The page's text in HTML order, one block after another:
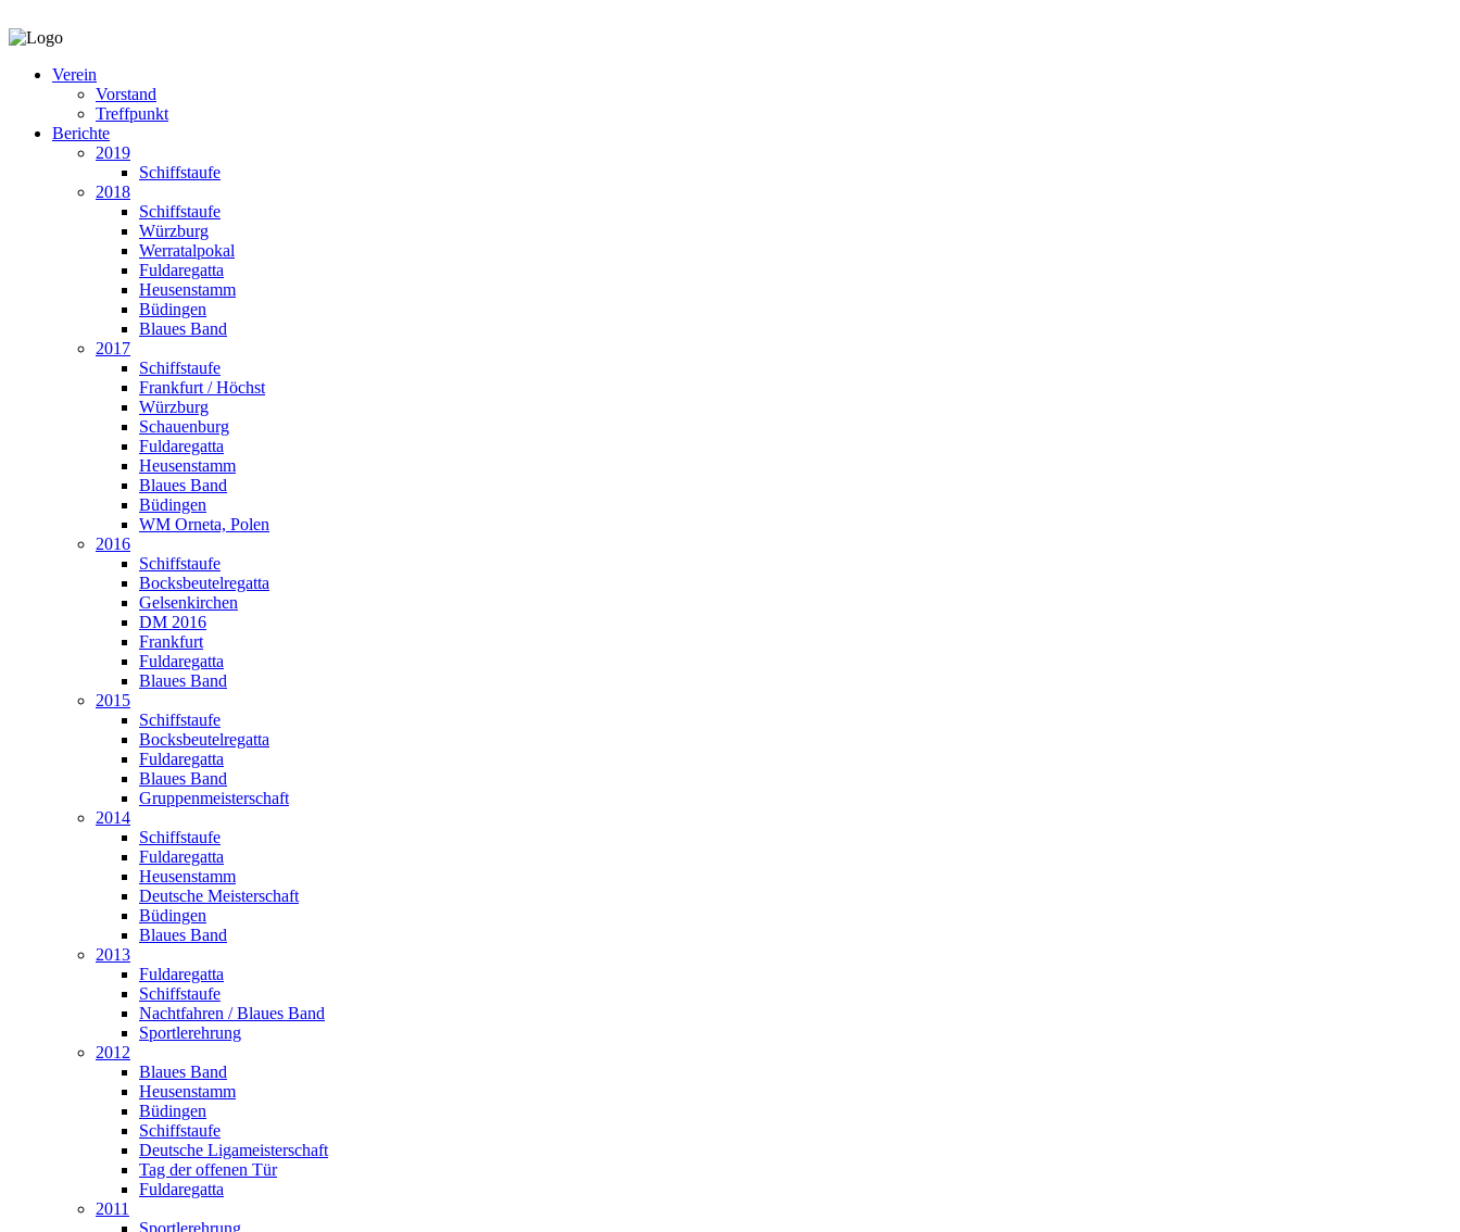
Verein
Vorstand
Treffpunkt
Berichte
2019
Schiffstaufe
2018
Schiffstaufe
Würzburg
Werratalpokal
Fuldaregatta
Heusenstamm
Büdingen
Blaues Band
2017
Schiffstaufe
Frankfurt / Höchst
Würzburg
Schauenburg
Fuldaregatta
Heusenstamm
Blaues Band
Büdingen
WM Orneta, Polen
2016
Schiffstaufe
Bocksbeutelregatta
Gelsenkirchen
DM 2016
Frankfurt
Fuldaregatta
Blaues Band
2015
Schiffstaufe
Bocksbeutelregatta
Fuldaregatta
Blaues Band
Gruppenmeisterschaft
2014
Schiffstaufe
Fuldaregatta
Heusenstamm
Deutsche Meisterschaft
Büdingen
Blaues Band
2013
Fuldaregatta
Schiffstaufe
Nachtfahren / Blaues Band
Sportlerehrung
2012
Blaues Band
Heusenstamm
Büdingen
Schiffstaufe
Deutsche Ligameisterschaft
Tag der offenen Tür
Fuldaregatta
2011
Sportlerehrung